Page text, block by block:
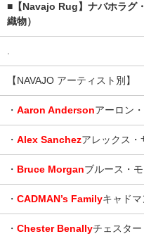
■【Navajo Rug】ナバホラグ
織物）
.
【NAVAJO アーティスト別】
・ Aaron Andersonアーロン
・ Alex Sanchezアレックス・
・ Bruce Morganブルース・
・ CADMAN’s Familyキャド
・ Chester Benallyチェスタ